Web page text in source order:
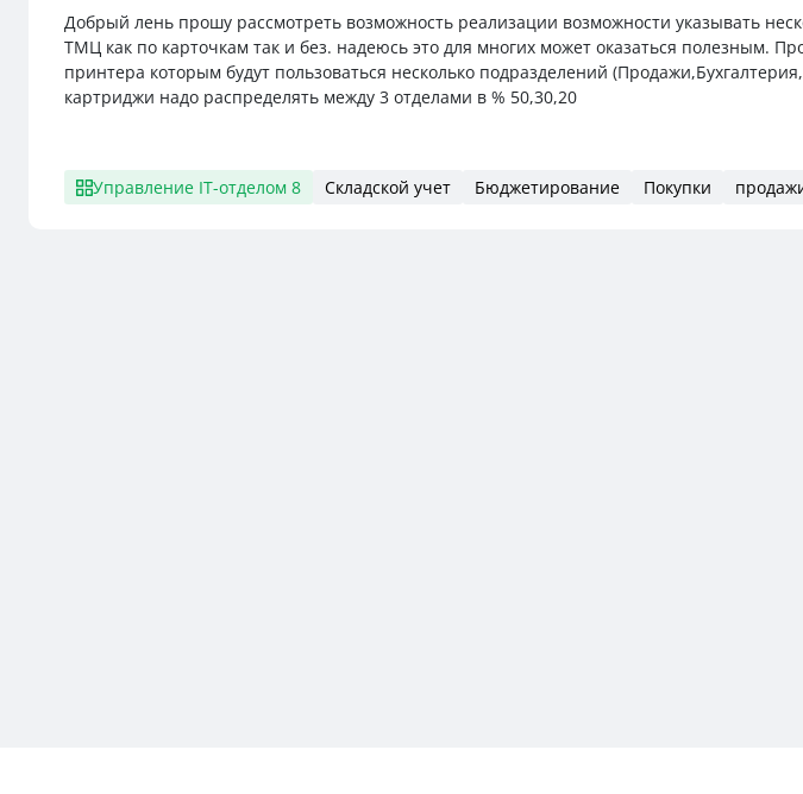
Добрый лень прошу рассмотреть возможность реализации возможности указывать
ТМЦ как по карточкам так и без. надеюсь это для многих может оказаться полезным.
принтера которым будут пользоваться несколько подразделений
картриджи надо распределять между 3 отделами в % 50,30,20
Управление IT-отделом 8 Складской учет Бюджетирование Покупки